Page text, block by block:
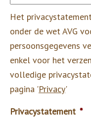
Het
onder de wet AVG
persoonsgegevens
enkel voor het
volledige
pagina 'Privacy'
Privacystatement *